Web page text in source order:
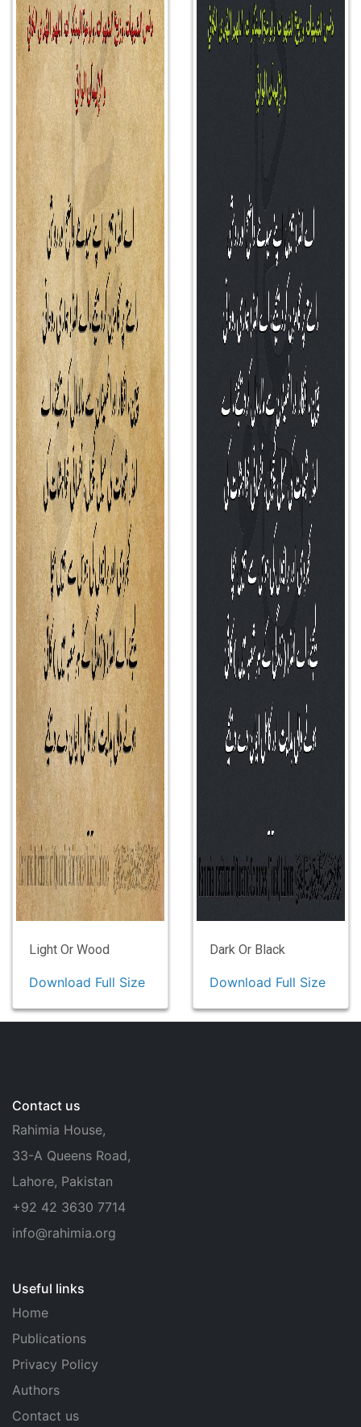
Light Or Wood
Download Full Size
Dark Or Black
Download Full Size
Contact us
Rahimia House,
33-A Queens Road,
Lahore, Pakistan
+92 42 3630 7714
info@rahimia.org
Useful links
Home
Publications
Privacy Policy
Authors
Contact us